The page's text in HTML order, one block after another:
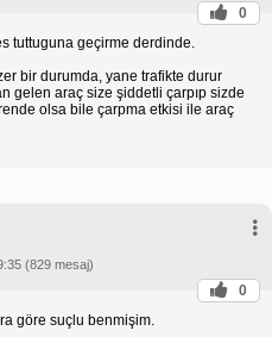
0
tuttuguna geçirme derdinde.
bir durumda, yane trafikte durur
gelen araç size şiddetli çarpıp sizde
olsa bile çarpma etkisi ile araç
(829 mesaj)
0
göre suçlu benmişim.